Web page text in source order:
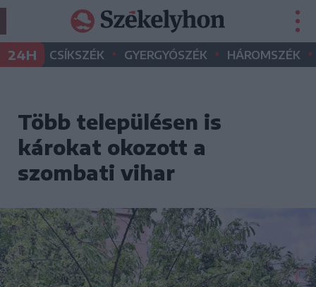
24H CSÍKSZÉK • GYERGYÓSZÉK • HÁROMSZÉK •
Több településen is
károkat okozott a
szombati vihar